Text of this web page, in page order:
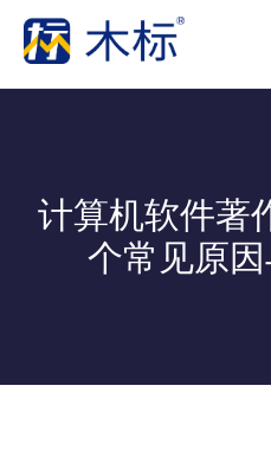
计算机软件著
个常见原